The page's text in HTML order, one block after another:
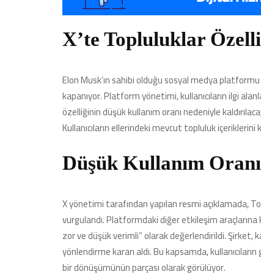
X’te Topluluklar
Elon Musk’ın sahibi olduğu sosyal medya
kapanıyor. Platform yönetimi, kullanıcıların ilgi
özelliğinin düşük kullanım oranı nedeniyle
Kullanıcıların ellerindeki mevcut topluluk
Düşük Kullanım
X yönetimi tarafından yapılan resmi açıklamada,
vurgulandı. Platformdaki diğer etkileşim araçlarına
zor ve düşük verimli” olarak değerlendirildi. Şirket,
yönlendirme kararı aldı. Bu kapsamda,
bir dönüşümünün parçası olarak görülüyor.